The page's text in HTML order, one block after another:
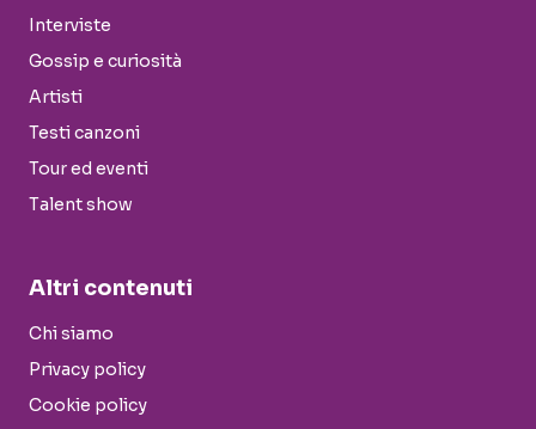
Interviste
Gossip e curiosità
Artisti
Testi canzoni
Tour ed eventi
Talent show
Altri contenuti
Chi siamo
Privacy policy
Cookie policy